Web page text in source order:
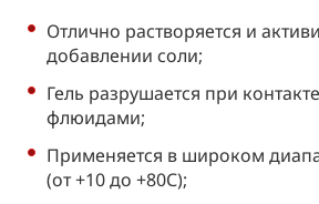
Отлично растворяется и
добавлении соли;
Гель разрушается при
флюидами;
Применяется в широком
(от +10 до +80С);